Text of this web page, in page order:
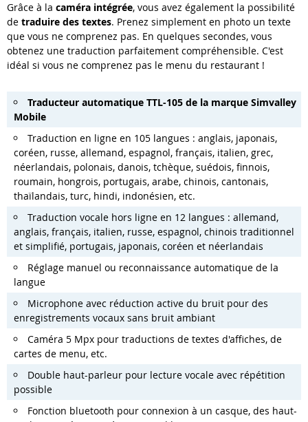
Grâce à la caméra intégrée, vous avez également la possibilité
de traduire des textes. Prenez simplement en photo un texte
que vous ne comprenez pas. En quelques secondes, vous
obtenez une traduction parfaitement compréhensible. C'est
idéal si vous ne comprenez pas le menu du restaurant !
Traducteur automatique TTL-105 de la marque Simvalley
Mobile
Traduction en ligne en 105 langues : anglais, japonais,
coréen, russe, allemand, espagnol, français, italien, grec,
néerlandais, polonais, danois, tchèque, suédois, finnois,
roumain, hongrois, portugais, arabe, chinois, cantonais,
thaïlandais, turc, hindi, indonésien, etc.
Traduction vocale hors ligne en 12 langues : allemand,
anglais, français, italien, russe, espagnol, chinois traditionnel
et simplifié, portugais, japonais, coréen et néerlandais
Réglage manuel ou reconnaissance automatique de la
langue
Microphone avec réduction active du bruit pour des
enregistrements vocaux sans bruit ambiant
Caméra 5 Mpx pour traductions de textes d'affiches, de
cartes de menu, etc.
Double haut-parleur pour lecture vocale avec répétition
possible
Fonction bluetooth pour connexion à un casque, des haut-